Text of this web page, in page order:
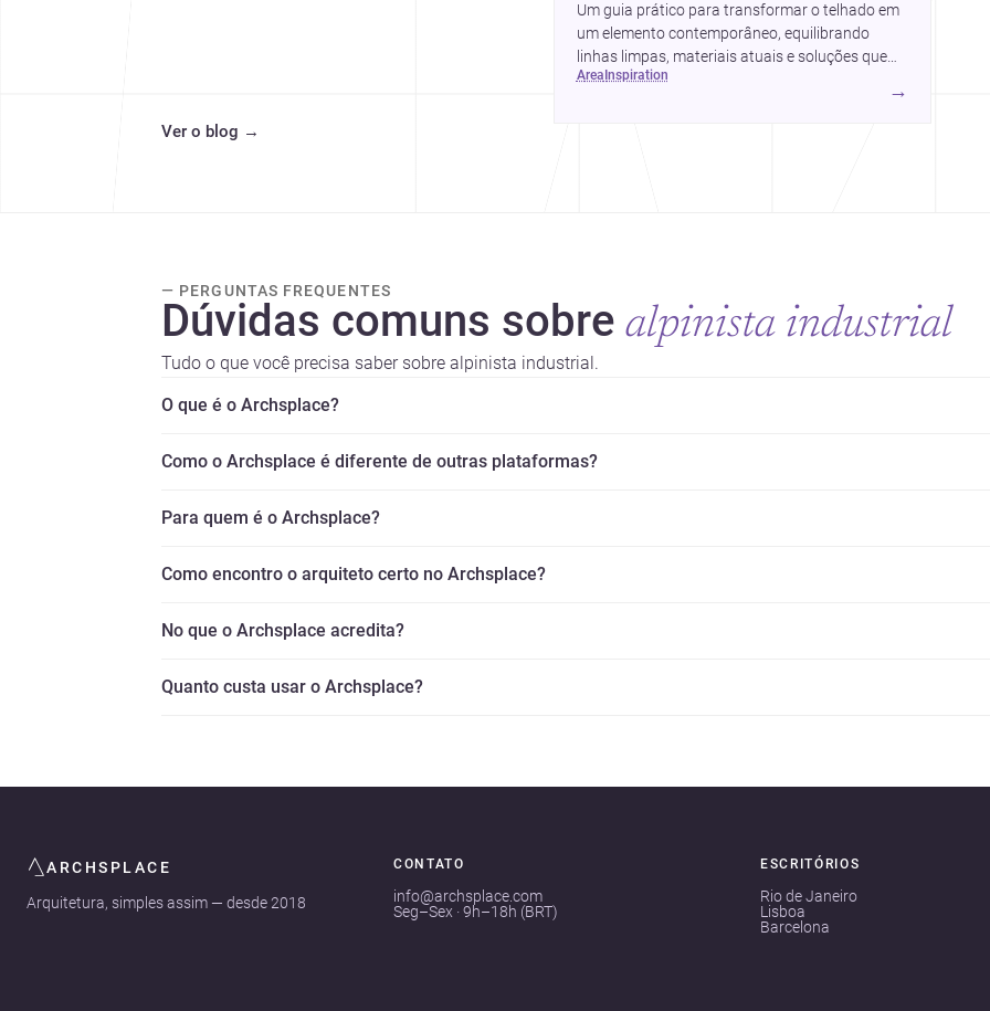
Um guia prático para transformar o telhado em
um elemento contemporâneo, equilibrando
linhas limpas, materiais atuais e soluções que
valorizam a fachada e o conforto da casa.
area inspiration
→
Ver o blog →
— PERGUNTAS FREQUENTES
Dúvidas comuns sobre alpinista industrial
Tudo o que você precisa saber sobre alpinista industrial.
O que é o Archsplace?
Como o Archsplace é diferente de outras plataformas?
Para quem é o Archsplace?
Como encontro o arquiteto certo no Archsplace?
No que o Archsplace acredita?
Quanto custa usar o Archsplace?
ARCHSPLACE
Arquitetura, simples assim — desde 2018
CONTATO
info@archsplace.com
Seg–Sex · 9h–18h (BRT)
ESCRITÓRIOS
Rio de Janeiro
Lisboa
Barcelona